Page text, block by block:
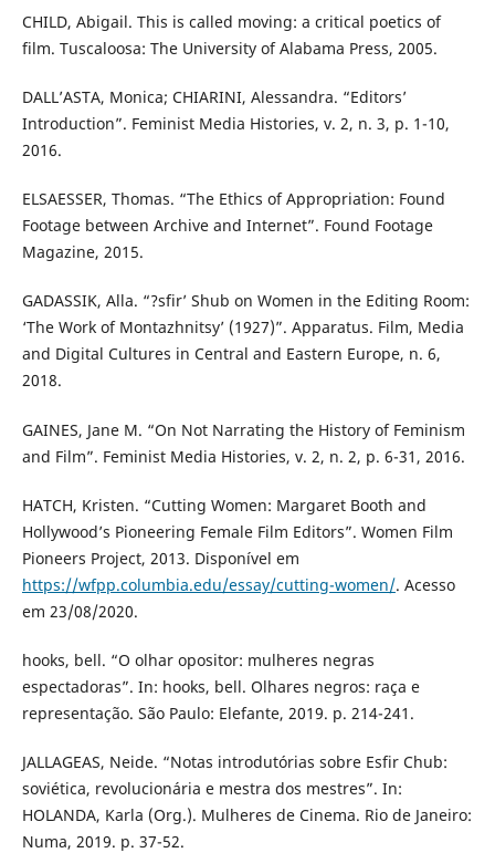
CHILD, Abigail. This is called moving: a critical poetics of
film. Tuscaloosa: The University of Alabama Press, 2005.
DALL’ASTA, Monica; CHIARINI, Alessandra. “Editors’
Introduction”. Feminist Media Histories, v. 2, n. 3, p. 1-10,
2016.
ELSAESSER, Thomas. “The Ethics of Appropriation: Found
Footage between Archive and Internet”. Found Footage
Magazine, 2015.
GADASSIK, Alla. “?sfir’ Shub on Women in the Editing Room:
‘The Work of Montazhnitsy’ (1927)”. Apparatus. Film, Media
and Digital Cultures in Central and Eastern Europe, n. 6,
2018.
GAINES, Jane M. “On Not Narrating the History of Feminism
and Film”. Feminist Media Histories, v. 2, n. 2, p. 6-31, 2016.
HATCH, Kristen. “Cutting Women: Margaret Booth and
Hollywood’s Pioneering Female Film Editors”. Women Film
Pioneers Project, 2013. Disponível em
https://wfpp.columbia.edu/essay/cutting-women/. Acesso
em 23/08/2020.
hooks, bell. “O olhar opositor: mulheres negras
espectadoras”. In: hooks, bell. Olhares negros: raça e
representação. São Paulo: Elefante, 2019. p. 214-241.
JALLAGEAS, Neide. “Notas introdutórias sobre Esfir Chub:
soviética, revolucionária e mestra dos mestres”. In:
HOLANDA, Karla (Org.). Mulheres de Cinema. Rio de Janeiro:
Numa, 2019. p. 37-52.